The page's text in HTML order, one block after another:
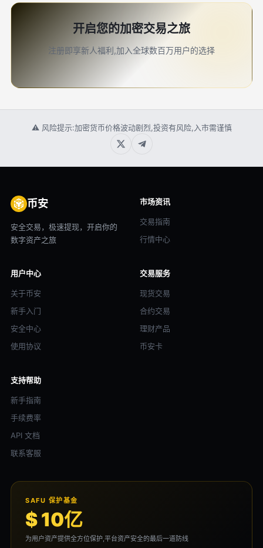
开启您的加密交易之旅
注册即享新人福利,加入全球数百万用户的选择
⚠ 风险提示:加密货币价格波动剧烈,投资有风险,入市需谨慎
币安
安全交易，极速提现，开启你的
数字资产之旅
市场资讯
交易指南
行情中心
用户中心
关于币安
新手入门
安全中心
使用协议
交易服务
现货交易
合约交易
理财产品
币安卡
支持帮助
新手指南
手续费率
API 文档
联系客服
SAFU 保护基金
$ 10亿
为用户资产提供全方位保护,平台资产安全的最后一道防线